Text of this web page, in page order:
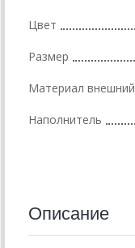
Цвет
Размер
Материал внешний
Наполнитель
Описание